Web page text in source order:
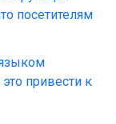
посетителям
привести к